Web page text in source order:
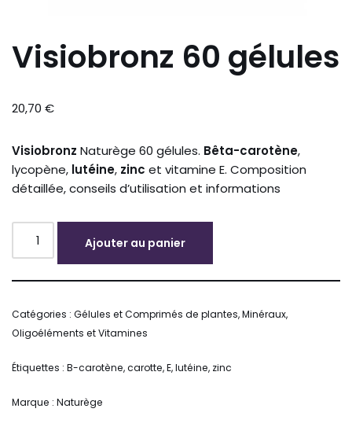
Visiobronz 60 gélules
20,70 €
Visiobronz Naturège 60 gélules. Bêta-carotène,
lycopène, lutéine, zinc et vitamine E. Composition
détaillée, conseils d’utilisation et informations
Ajouter au panier
Catégories : Gélules et Comprimés de plantes,Minéraux,
Oligoéléments et Vitamines
Étiquettes : B-carotène,carotte,E,lutéine, zinc
Marque : Naturège